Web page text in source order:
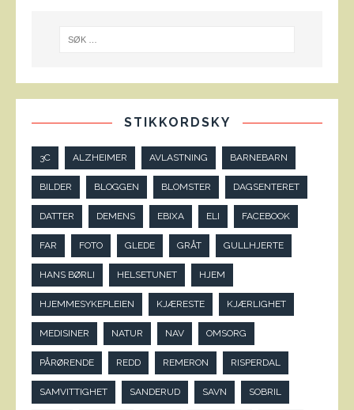
STIKKORDSKY
3C ALZHEIMER AVLASTNING BARNEBARN
BILDER BLOGGEN BLOMSTER DAGSENTERET
DATTER DEMENS EBIXA ELI FACEBOOK
FAR FOTO GLEDE GRÅT GULLHJERTE
HANS BØRLI HELSETUNET HJEM
HJEMMESYKEPLEIEN KJÆRESTE KJÆRLIGHET
MEDISINER NATUR NAV OMSORG
PÅRØRENDE REDD REMERON RISPERDAL
SAMVITTIGHET SANDERUD SAVN SOBRIL